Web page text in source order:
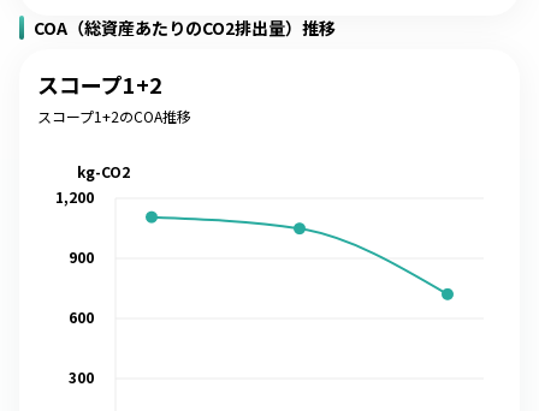
COA（総資産あたりのCO2排出量）推移
スコープ1+2
スコープ1+2のCOA推移
300
600
900
1,200
kg-CO2